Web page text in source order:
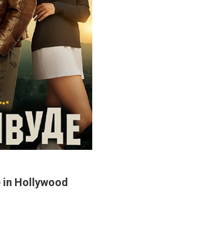
in Hollywood